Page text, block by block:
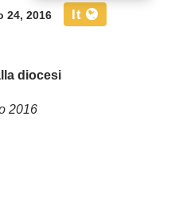
2016 It
diocesi
2016